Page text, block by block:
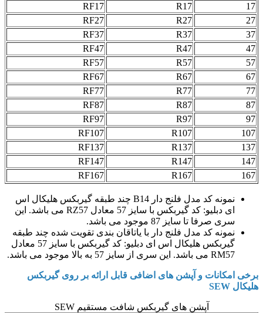
17
R17
RF17
27
R27
RF27
37
R37
RF37
47
R47
RF47
57
R57
RF57
67
R67
RF67
77
R77
RF77
87
R87
RF87
97
R97
RF97
107
R107
RF107
137
R137
RF137
147
R147
RF147
167
R167
RF167
نمونه کد مدل فلنج دار B14 چند طبقه گیربکس هلیکال اس
ای دبلیو: کد گیربکس با سایز 57 معادل RZ57 می باشد. این
سری صرفا تا سایز 87 موجود می باشد.
نمونه کد مدل فلنج دار با یاتاقان بندی تقویت شده چند طبقه
گیربکس هلیکال اس ای دبلیو: کد گیربکس با سایز 57 معادل
RM57 می باشد. این سری از سایز 57 به بالا موجود می باشد.
برخی امکانات و آپشن های اضافی قابل ارائه بر روی گیربکس
هلیکال SEW
آپشن های گیربکس شافت مستقیم SEW